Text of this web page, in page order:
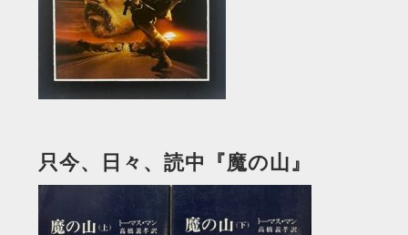
只今、日々、読中『魔の山』